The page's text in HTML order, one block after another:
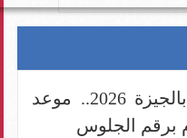
نتيجة الشهادة الإعدادية بالجيزة 2026.. موعد
برقم الجلوس